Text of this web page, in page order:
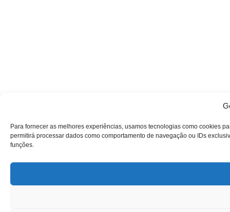
Para fornecer as melhores experiências, usamos tecnologias como cookies
permitirá processar dados como comportamento de navegação ou IDs
funções.